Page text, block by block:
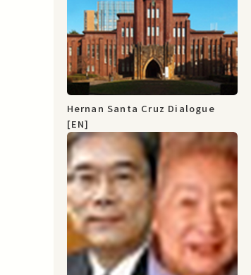
Hernan Santa Cruz Dialogue
[EN]